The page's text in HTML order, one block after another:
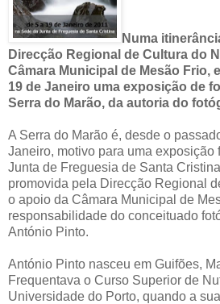
Numa
Direcção Regional de Cultura do
Câmara Municipal de Mesão Frio,
19 de Janeiro uma exposição de
Serra do Marão, da autoria do
A Serra do Marão é, desde o
Janeiro, motivo para uma exposição
Junta de Freguesia de Santa
promovida pela Direcção Regional
o apoio da Câmara Municipal de
responsabilidade do conceituado
António Pinto.
António Pinto nasceu em Guifões,
Frequentava o Curso Superior de
Universidade do Porto, quando a